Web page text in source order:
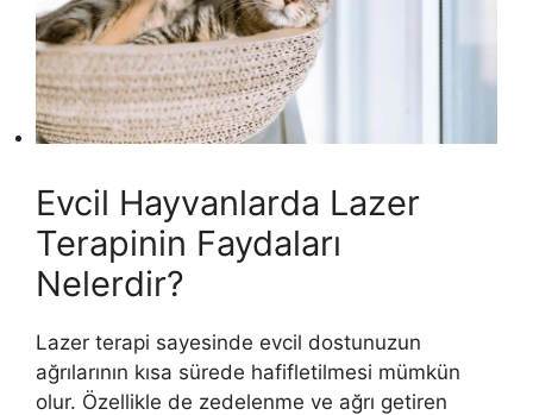
Evcil Hayvanlarda Lazer
Terapinin Faydaları
Nelerdir?
Lazer terapi sayesinde evcil dostunuzun
ağrılarının kısa sürede hafifletilmesi mümkün
olur. Özellikle de zedelenme ve ağrı getiren